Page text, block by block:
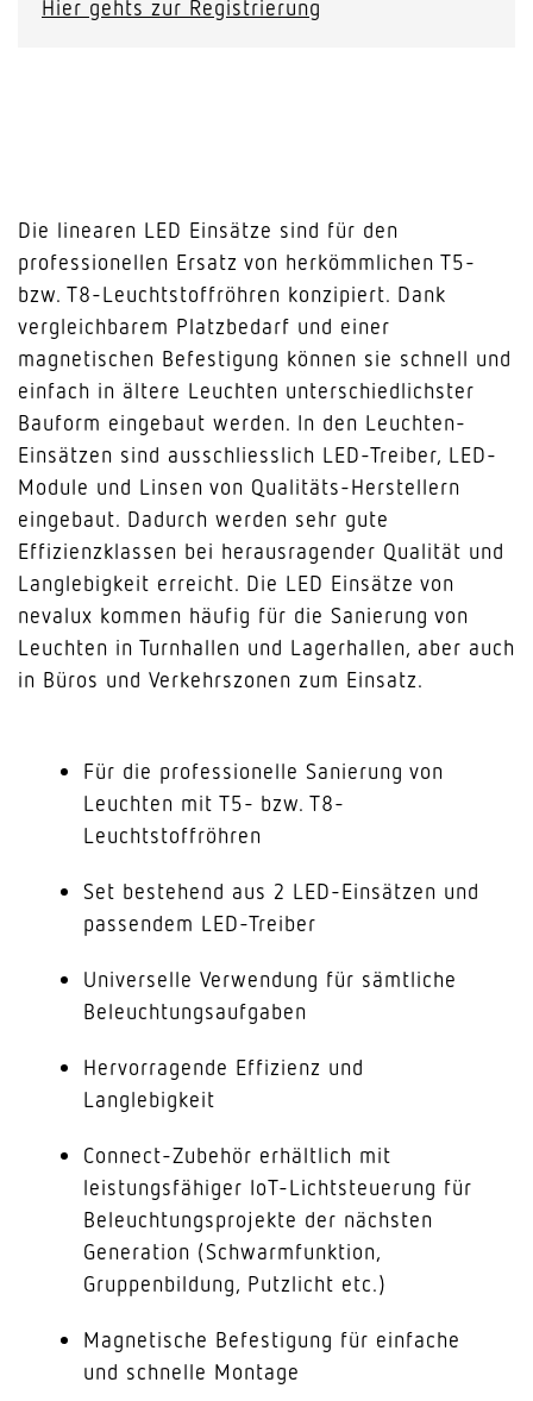
Hier gehts zur Registrierung
Die linearen LED Einsätze sind für den
professionellen Ersatz von herkömmlichen T5-
bzw. T8-Leuchtstoffröhren konzipiert. Dank
vergleichbarem Platzbedarf und einer
magnetischen Befestigung können sie schnell und
einfach in ältere Leuchten unterschiedlichster
Bauform eingebaut werden. In den Leuchten-
Einsätzen sind ausschliesslich LED-Treiber, LED-
Module und Linsen von Qualitäts-Herstellern
eingebaut. Dadurch werden sehr gute
Effizienzklassen bei herausragender Qualität und
Langlebigkeit erreicht. Die LED Einsätze von
nevalux kommen häufig für die Sanierung von
Leuchten in Turnhallen und Lagerhallen, aber auch
in Büros und Verkehrszonen zum Einsatz.
Für die professionelle Sanierung von
Leuchten mit T5- bzw. T8-
Leuchtstoffröhren
Set bestehend aus 2 LED-Einsätzen und
passendem LED-Treiber
Universelle Verwendung für sämtliche
Beleuchtungsaufgaben
Hervorragende Effizienz und
Langlebigkeit
Connect-Zubehör erhältlich mit
leistungsfähiger IoT-Lichtsteuerung für
Beleuchtungsprojekte der nächsten
Generation (Schwarmfunktion,
Gruppenbildung, Putzlicht etc.)
Magnetische Befestigung für einfache
und schnelle Montage